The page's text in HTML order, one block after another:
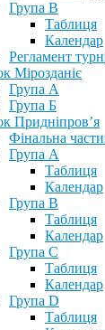
Група В
Таблиця
Календар
Регламент
Мірозданіє
Група А
Група Б
Придніпров’я
Фінальна
Група А
Таблиця
Календар
Група В
Таблиця
Календар
Група С
Таблиця
Календар
Група D
Таблиця